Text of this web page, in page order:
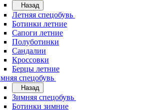
Назад
Летняя спецобувь
Ботинки летние
Сапоги летние
Полуботинки
Сандалии
Кроссовки
Берцы летние
спецобувь
Назад
Зимняя спецобувь
Ботинки зимние